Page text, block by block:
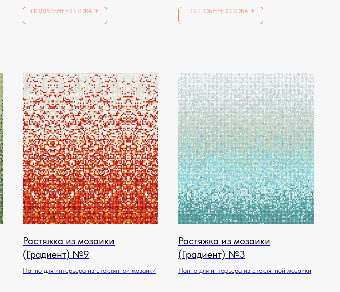
ПОДРОБНЕЕ О ТОВАРЕ ПОДРОБНЕЕ О ТОВАРЕ
Растяжка из мозаики
(Градиент) №9
Панно для интерьера из стеклянной мозаики
Растяжка из мозаики
(Градиент) №3
Панно для интерьера из стеклянной мозаики